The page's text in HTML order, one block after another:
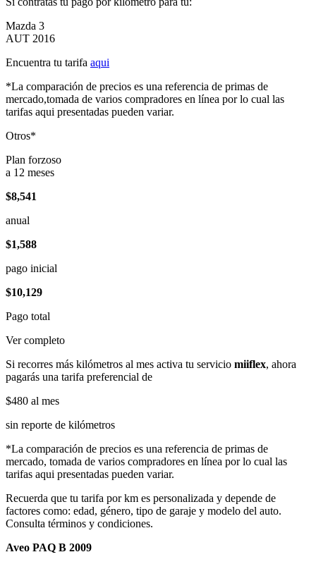
Mazda 3
AUT 2016
Encuentra tu tarifa aqui
*La comparación de precios es una referencia de primas de
mercado,tomada de varios compradores en línea por lo cual las
tarifas aqui presentadas pueden variar.
Otros*
Plan forzoso
a 12 meses
$8,541
anual
$1,588
pago inicial
$10,129
Pago total
Ver completo
Si recorres más kilómetros al mes activa tu servicio miiflex, ahora
pagarás una tarifa preferencial de
$480 al mes
sin reporte de kilómetros
*La comparación de precios es una referencia de primas de
mercado, tomada de varios compradores en línea por lo cual las
tarifas aqui presentadas pueden variar.
Recuerda que tu tarifa por km es personalizada y depende de
factores como: edad, género, tipo de garaje y modelo del auto.
Consulta términos y condiciones.
Aveo PAQ B 2009